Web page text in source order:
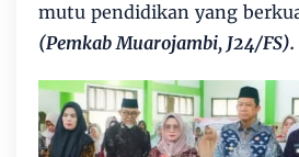
mutu pendidikan yang
(Pemkab Muarojambi, J24/FS).